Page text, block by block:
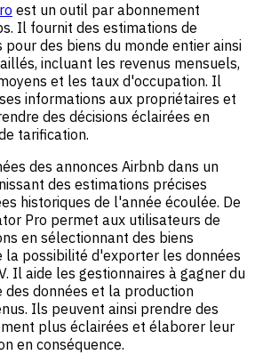
est un outil par abonnement
Il fournit des estimations de
des biens du monde entier ainsi
incluant les revenus mensuels,
et les taux d'occupation. Il
informations aux propriétaires et
des décisions éclairées en
tarification.
des annonces Airbnb dans un
des estimations précises
historiques de l'année écoulée. De
Pro permet aux utilisateurs de
en sélectionnant des biens
possibilité d'exporter les données
Il aide les gestionnaires à gagner du
données et la production
Ils peuvent ainsi prendre des
plus éclairées et élaborer leur
en conséquence.